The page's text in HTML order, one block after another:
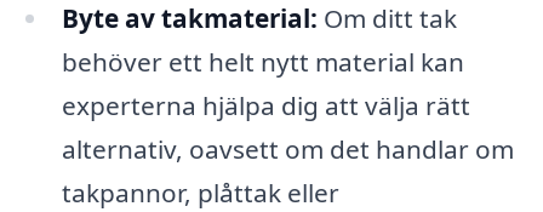
Byte av takmaterial: Om ditt tak
behöver ett helt nytt material kan
experterna hjälpa dig att välja rätt
alternativ, oavsett om det handlar om
takpannor, plåttak eller